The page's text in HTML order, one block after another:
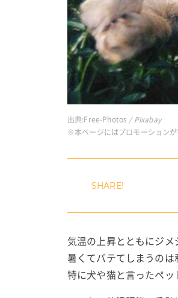
出典:Free-Photos / Pixabay
※本ページにはプロモーション
気温の上昇とともにジメ
暑くてバテてしまうのは
特に犬や猫と言ったペッ